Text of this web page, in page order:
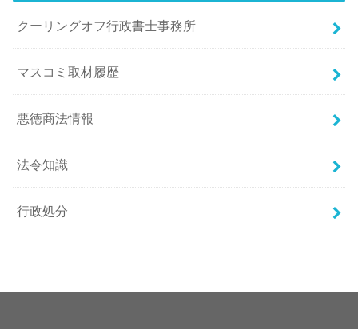
クーリングオフ行政書士事務所
マスコミ取材履歴
悪徳商法情報
法令知識
行政処分